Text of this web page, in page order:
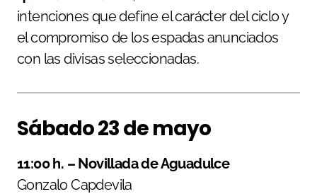
intenciones que define el carácter del ciclo y
el compromiso de los espadas anunciados
con las divisas seleccionadas.
Sábado 23 de mayo
11:00 h. – Novillada de Aguadulce
Gonzalo Capdevila